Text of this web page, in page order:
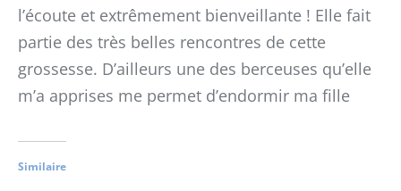
l’écoute et extrêmement bienveillante ! Elle fait
partie des très belles rencontres de cette
grossesse. D’ailleurs une des berceuses qu’elle
m’a apprises me permet d’endormir ma fille
Similaire